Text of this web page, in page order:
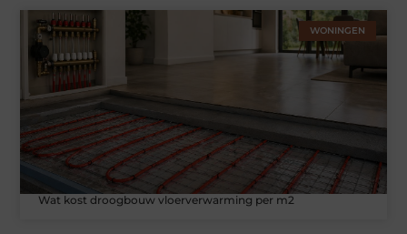
WONINGEN
Wat kost droogbouw vloerverwarming per m2